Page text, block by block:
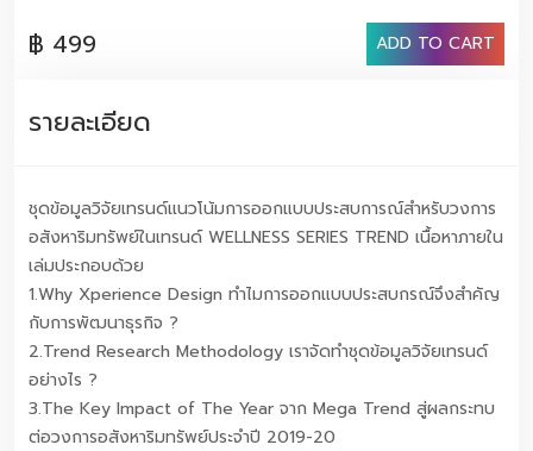
Mega Trend สู่ผลกระทบต่อวงการอสังหาริมทรัพย์ประจำปี
2019-20 4.Xperience Design Future Trend 2019-20
วงการอสังหาริมทรัพย์ประจำปี 2019-20 ของเทรนด์
v=CFl4IhkVWGQ&t=63s
฿ 499 ADD TO CART
รายละเอียด
ชุดข้อมูลวิจัยเทรนด์แนวโน้มการออกแบบประสบการณ์สำหรับวงการ
อสังหาริมทรัพย์ในเทรนด์ WELLNESS SERIES TREND เนื้อหาภายใน
เล่มประกอบด้วย
1.Why Xperience Design ทําไมการออกแบบประสบกรณ์จึงสําคัญ
กับการพัฒนาธุรกิจ ?
2.Trend Research Methodology เราจัดทำชุดข้อมูลวิจัยเทรนด์
อย่างไร ?
3.The Key Impact of The Year จาก Mega Trend สู่ผลกระทบ
ต่อวงการอสังหาริมทรัพย์ประจำปี 2019-20